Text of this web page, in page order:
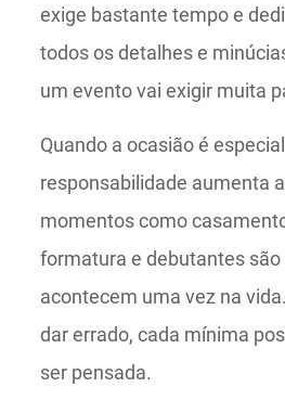
exige bastante tempo e
todos os detalhes e
um evento vai exigir muita
Quando a ocasião é
responsabilidade aumenta
momentos como
formatura e debutantes
acontecem uma vez na
dar errado, cada mínima
ser pensada.